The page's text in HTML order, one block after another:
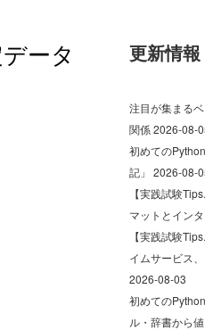
ータ
更新情報
注目が集まる
関係2026-08-
初めての
記」 2026-08-
【実践試験
マットとイン
【実践試験
イムサービス
2026-08-03
初めての
ル・辞書から